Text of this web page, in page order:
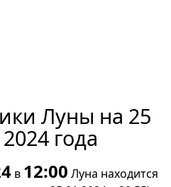
Луны на 25
года
в 12:00 Луна находится